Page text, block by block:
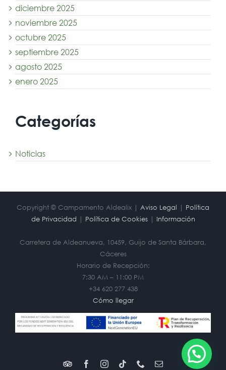
diciembre 2025
noviembre 2025
octubre 2025
septiembre 2025
agosto 2025
enero 2025
Categorías
Noticias
Copyright © Campamento Aldealix | Aviso Legal | Política
de Privacidad | Política de Cookies| Información
Carretera de Aldeanueva, 10459, Guijo de Santa Bárbara,
Cáceres
Horario de Recepción:
7:30 AM – 11:00 PM
+34 620 277 438
Cómo llegar
Trip
FacebookInstagram
Tiktok PhoneCorreo